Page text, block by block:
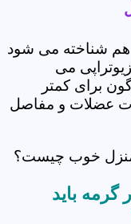
هم شناخته می شود
می
برای کمتر
عضلات و مفاصل
منزل خوب چیست؟
گرمه باید